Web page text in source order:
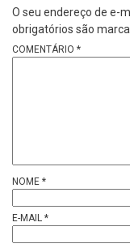
O seu endereço de e-
obrigatórios são
COMENTÁRIO *
NOME *
E-MAIL *